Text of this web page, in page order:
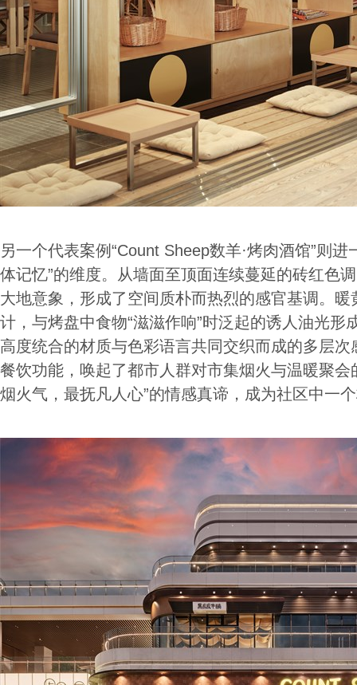
另一个代表案例“Count Sheep数羊·烤肉酒馆”则进
体记忆”的维度。从墙面至顶面连续蔓延的砖红色
大地意象，形成了空间质朴而热烈的感官基调。
计，与烤盘中食物“滋滋作响”时泛起的诱人油光形
高度统合的材质与色彩语言共同交织而成的多层
餐饮功能，唤起了都市人群对市集烟火与温暖聚会
烟火气，最抚凡人心”的情感真谛，成为社区中一